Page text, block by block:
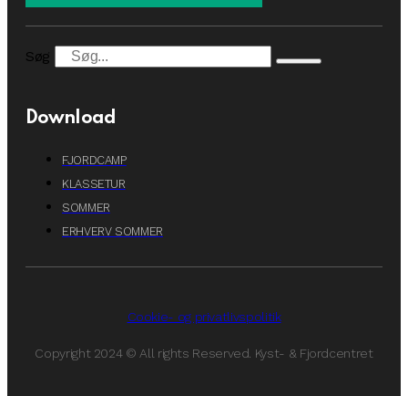
Søg
Download
FJORDCAMP
KLASSETUR
SOMMER
ERHVERV SOMMER
Cookie- og privatlivspolitik
Copyright 2024 © All rights Reserved. Kyst- & Fjordcentret